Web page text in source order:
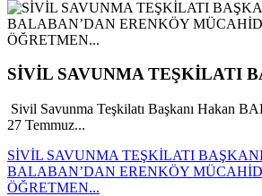
SİVİL SAVUNMA TEŞKİLATI
Sivil Savunma Teşkilatı Başkanı Hakan
27 Temmuz...
SİVİL SAVUNMA TEŞKİLATI
BALABAN’DAN ERENKÖY
ÖĞRETMEN...